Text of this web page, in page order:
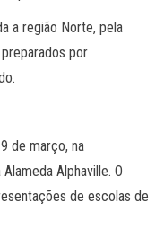
a região Norte, pela
por
de março, na
Alphaville. O
de escolas de